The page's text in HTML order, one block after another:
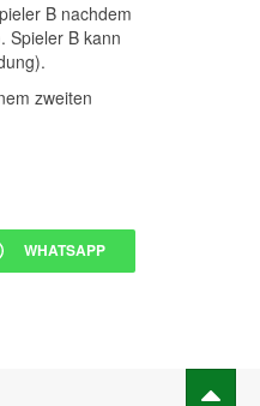
B nachdem
Spieler B kann
zweiten
WHATSAPP